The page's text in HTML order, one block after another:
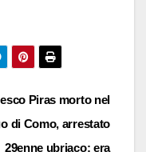
Piras morto nel
di Como, arrestato
29enne ubriaco: era